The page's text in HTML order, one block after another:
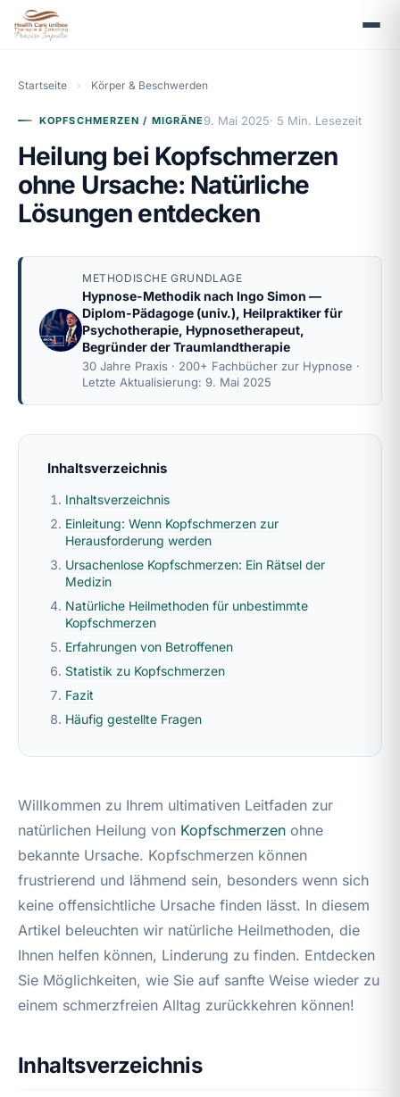
Startseite › Körper & Beschwerden
KOPFSCHMERZEN / MIGRÄNE 9. Mai 2025· 5 Min. Lesezeit
Heilung bei Kopfschmerzen
ohne Ursache: Natürliche
Lösungen entdecken
METHODISCHE GRUNDLAGE
Hypnose-Methodik nach Ingo Simon —
Diplom-Pädagoge (univ.), Heilpraktiker für
Psychotherapie, Hypnosetherapeut,
Begründer der Traumlandtherapie
30 Jahre Praxis · 200+ Fachbücher zur Hypnose ·
Letzte Aktualisierung: 9. Mai 2025
Inhaltsverzeichnis
Inhaltsverzeichnis
Einleitung: Wenn Kopfschmerzen zur
Herausforderung werden
Ursachenlose Kopfschmerzen: Ein Rätsel der
Medizin
Natürliche Heilmethoden für unbestimmte
Kopfschmerzen
Erfahrungen von Betroffenen
Statistik zu Kopfschmerzen
Fazit
Häufig gestellte Fragen
Willkommen zu Ihrem ultimativen Leitfaden zur
natürlichen Heilung von Kopfschmerzen ohne
bekannte Ursache. Kopfschmerzen können
frustrierend und lähmend sein, besonders wenn sich
keine offensichtliche Ursache finden lässt. In diesem
Artikel beleuchten wir natürliche Heilmethoden, die
Ihnen helfen können, Linderung zu finden. Entdecken
Sie Möglichkeiten, wie Sie auf sanfte Weise wieder zu
einem schmerzfreien Alltag zurückkehren können!
Inhaltsverzeichnis